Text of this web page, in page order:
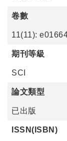
卷數
11(11):
期刊等級
SCI
論文類型
已出版
ISSN(ISBN)